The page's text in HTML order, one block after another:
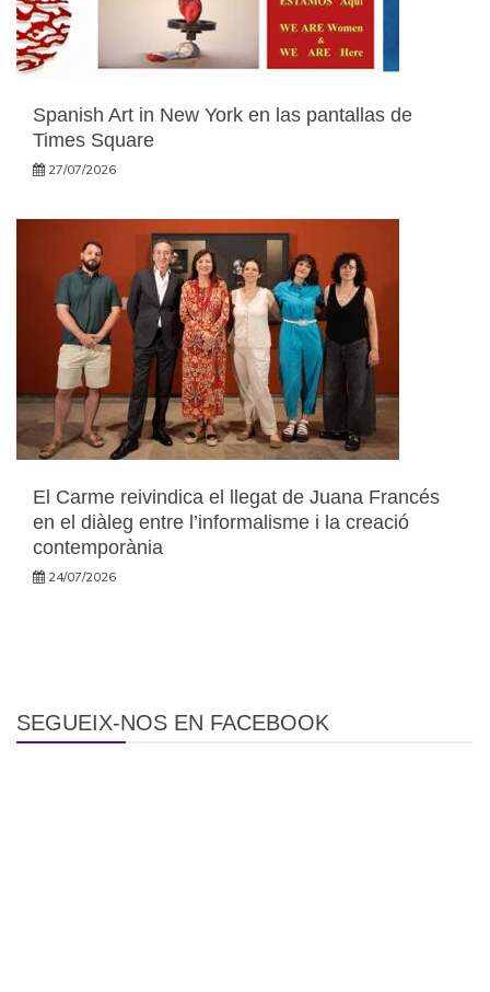
Spanish Art in New York en las pantallas de
Times Square
27/07/2026
El Carme reivindica el llegat de Juana Francés
en el diàleg entre l’informalisme i la creació
contemporània
24/07/2026
SEGUEIX-NOS EN FACEBOOK